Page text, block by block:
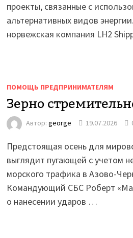
проекты, связанные с
альтернативных видов
норвежская компания LH2
ПОМОЩЬ ПРЕДПРИНИМАТЕЛЯМ
Зерно
Автор: george 19.07.2026
Предстоящая осень для
выглядит пугающей с учетом
морского трафика в Азово-
Командующий СБС Роберт
о нанесении ударов …